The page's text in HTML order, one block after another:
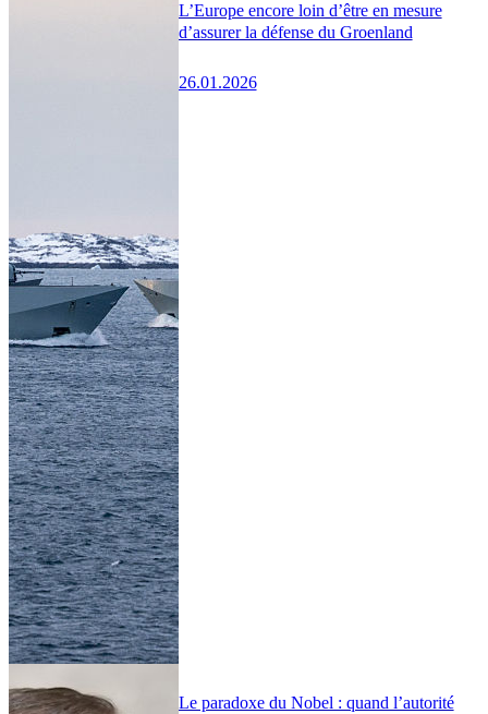
L’Europe encore loin d’être en mesure
d’assurer la défense du Groenland
26.01.2026
Le paradoxe du Nobel : quand l’autorité